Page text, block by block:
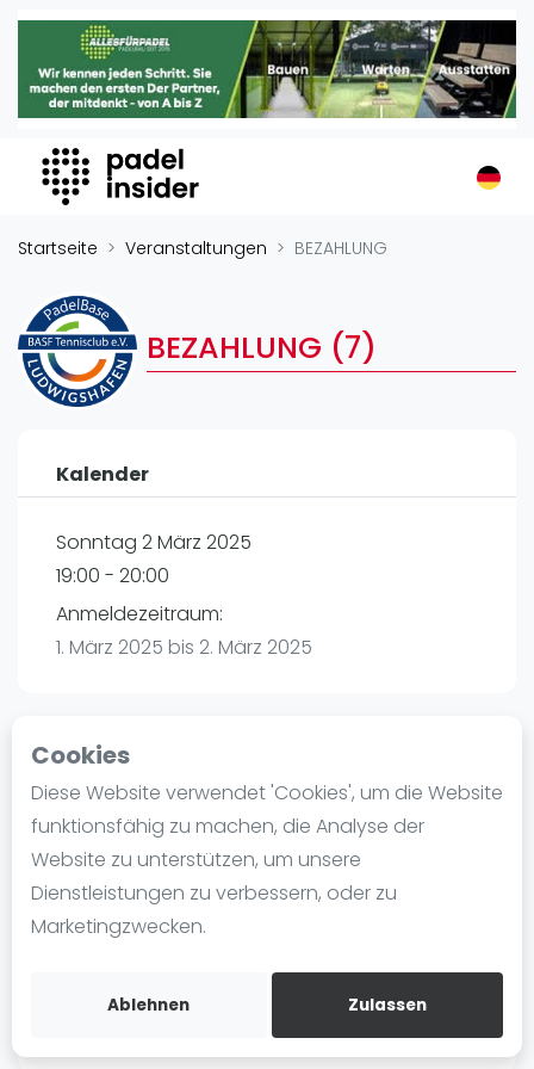
Cookies
Diese Website verwendet 'Cookies', um die Website
funktionsfähig zu machen, die Analyse der
Website zu unterstützen, um unsere
Dienstleistungen zu verbessern, oder zu
Marketingzwecken.
Ablehnen Zulassen
Padel Insider
Home
Organisationen
Buchungssysteme
Padel-Shops
Padelplatzbauer
Verschiedenes
Veranstaltungen
International
Ranking
Männer
Frauen
Blog
Die Geschichte von Padel
Regeln und Punktzählung
Padel Schläge
Video
Startseite Veranstaltungen BEZAHLUNG
BEZAHLUNG (7)
Kalender
Sonntag 2 März 2025
19:00 - 20:00
Anmeldezeitraum:
1. März 2025 bis 2. März 2025
Playtomic
PadelBase Ludwigshafen | Ludwigshafen am
Rhein
Weiherstraße 39
67063Ludwigshafen am Rhein
playtomic.io